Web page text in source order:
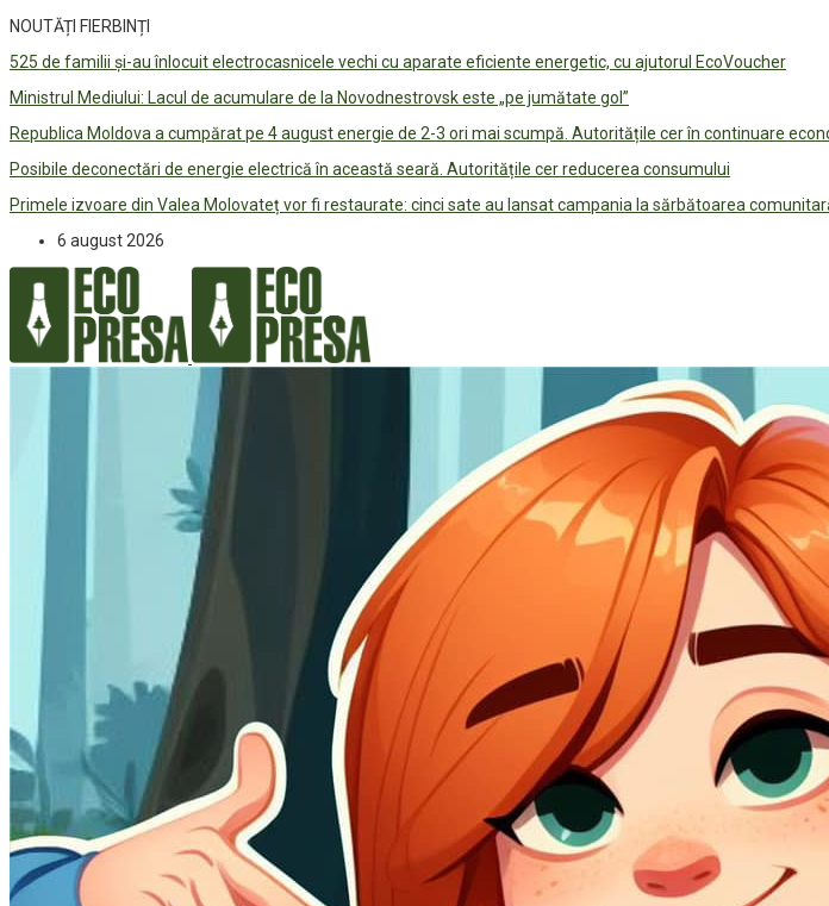
NOUTĂȚI FIERBINȚI
525 de familii și-au înlocuit electrocasnicele vechi cu aparate eficiente energetic, cu ajutorul EcoVoucher
Ministrul Mediului: Lacul de acumulare de la Novodnestrovsk este „pe jumătate gol”
Republica Moldova a cumpărat pe 4 august energie de 2-3 ori mai scumpă. Autoritățile cer în continuare
Posibile deconectări de energie electrică în această seară. Autoritățile cer reducerea consumului
Primele izvoare din Valea Molovateț vor fi restaurate: cinci sate au lansat campania la sărbătoarea
6 august 2026